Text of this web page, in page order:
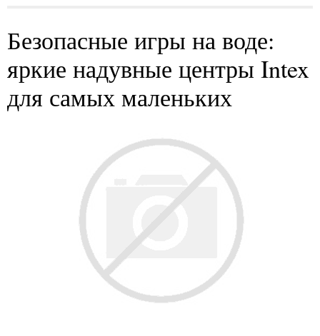
Безопасные игры на воде:
яркие надувные центры Intex
для самых маленьких